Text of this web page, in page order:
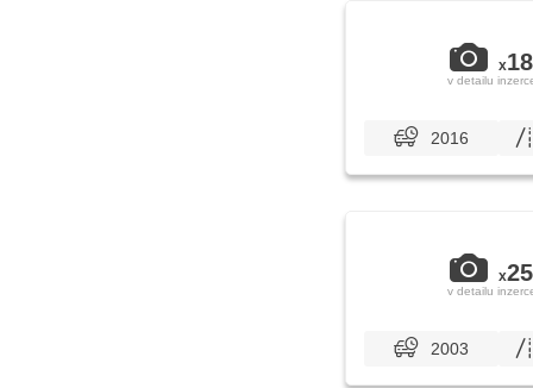
x18
v detailu
2016
x25
v detailu
2003